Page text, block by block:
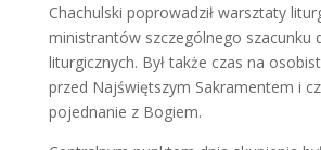
Chachulski poprowadził warsztaty
ministrantów szczególnego szacunku
liturgicznych. Był także czas na
przed Najświętszym Sakramentem i
pojednanie z Bogiem.